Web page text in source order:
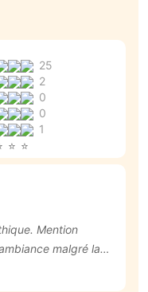
25
2
0
0
1
Mention
malgré la